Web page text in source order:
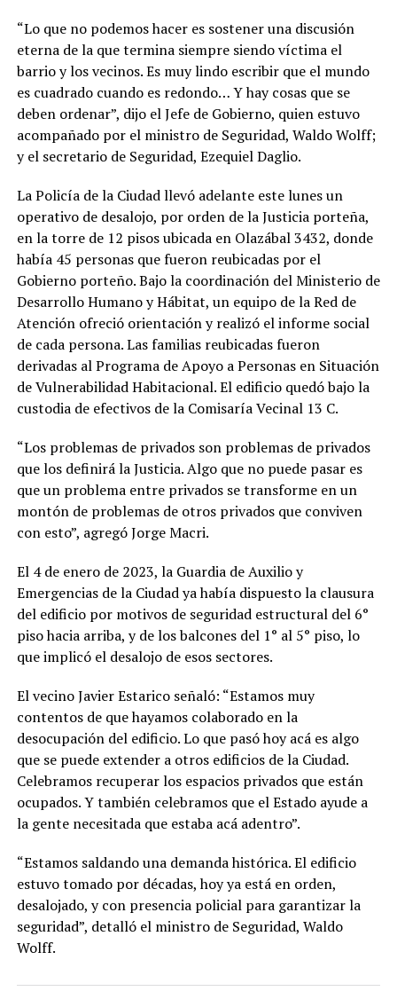
“Lo que no podemos hacer es sostener una discusión
eterna de la que termina siempre siendo víctima el
barrio y los vecinos. Es muy lindo escribir que el mundo
es cuadrado cuando es redondo… Y hay cosas que se
deben ordenar”, dijo el Jefe de Gobierno, quien estuvo
acompañado por el ministro de Seguridad, Waldo Wolff;
y el secretario de Seguridad, Ezequiel Daglio.
La Policía de la Ciudad llevó adelante este lunes un
operativo de desalojo, por orden de la Justicia porteña,
en la torre de 12 pisos ubicada en Olazábal 3432, donde
había 45 personas que fueron reubicadas por el
Gobierno porteño. Bajo la coordinación del Ministerio de
Desarrollo Humano y Hábitat, un equipo de la Red de
Atención ofreció orientación y realizó el informe social
de cada persona. Las familias reubicadas fueron
derivadas al Programa de Apoyo a Personas en Situación
de Vulnerabilidad Habitacional. El edificio quedó bajo la
custodia de efectivos de la Comisaría Vecinal 13 C.
“Los problemas de privados son problemas de privados
que los definirá la Justicia. Algo que no puede pasar es
que un problema entre privados se transforme en un
montón de problemas de otros privados que conviven
con esto”, agregó Jorge Macri.
El 4 de enero de 2023, la Guardia de Auxilio y
Emergencias de la Ciudad ya había dispuesto la clausura
del edificio por motivos de seguridad estructural del 6°
piso hacia arriba, y de los balcones del 1° al 5° piso, lo
que implicó el desalojo de esos sectores.
El vecino Javier Estarico señaló: “Estamos muy
contentos de que hayamos colaborado en la
desocupación del edificio. Lo que pasó hoy acá es algo
que se puede extender a otros edificios de la Ciudad.
Celebramos recuperar los espacios privados que están
ocupados. Y también celebramos que el Estado ayude a
la gente necesitada que estaba acá adentro”.
“Estamos saldando una demanda histórica. El edificio
estuvo tomado por décadas, hoy ya está en orden,
desalojado, y con presencia policial para garantizar la
seguridad”, detalló el ministro de Seguridad, Waldo
Wolff.